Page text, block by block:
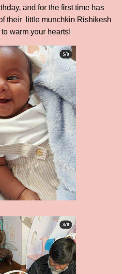
and for the first time has
their little munchkin Rishikesh
warm your hearts!